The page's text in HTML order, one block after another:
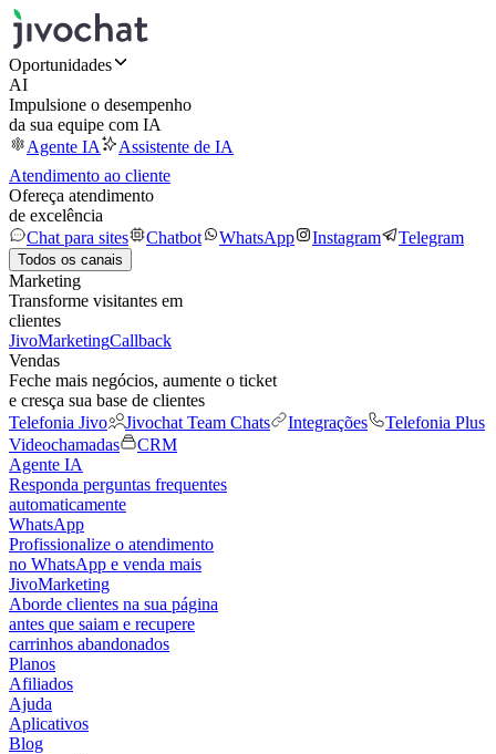
Oportunidades
AI
Impulsione o desempenho
da sua equipe com IA
Agente IA
Assistente de IA
Atendimento ao cliente
Ofereça atendimento
de excelência
Chat para sites
Chatbot WhatsApp Instagram Telegram
Todos os canais
Marketing
Transforme visitantes em
clientes
JivoMarketingCallback
Vendas
Feche mais negócios, aumente o ticket
e cresça sua base de clientes
Telefonia Jivo
Jivochat Team Chats Integrações
Telefonia Plus
Videochamadas
CRM
Agente IA
Responda perguntas frequentes
automaticamente
WhatsApp
Profissionalize o atendimento
no WhatsApp e venda mais
JivoMarketing
Aborde clientes na sua página
antes que saiam e recupere
carrinhos abandonados
Planos
Afiliados
Ajuda
Aplicativos
Blog